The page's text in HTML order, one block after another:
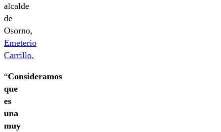
alcalde
de
Osorno,
Emeterio
Carrillo.
“Consideramos
que
es
una
muy